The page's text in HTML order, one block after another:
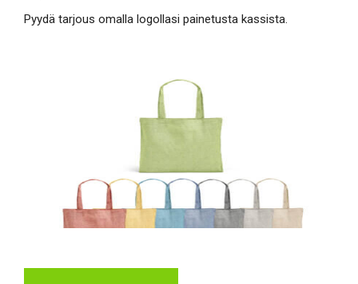
Pyydä tarjous omalla logollasi painetusta kassista.